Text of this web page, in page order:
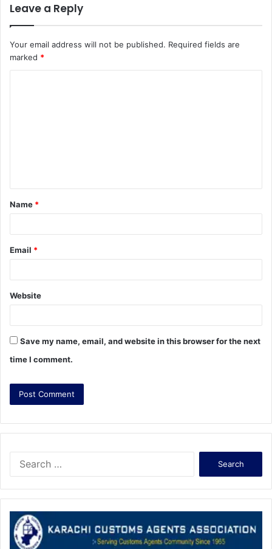
Leave a Reply
Your email address will not be published. Required fields are
marked *
t
*
Name *
Email *
Website
Save my name, email, and website in this browser for the next
time I comment.
f
o